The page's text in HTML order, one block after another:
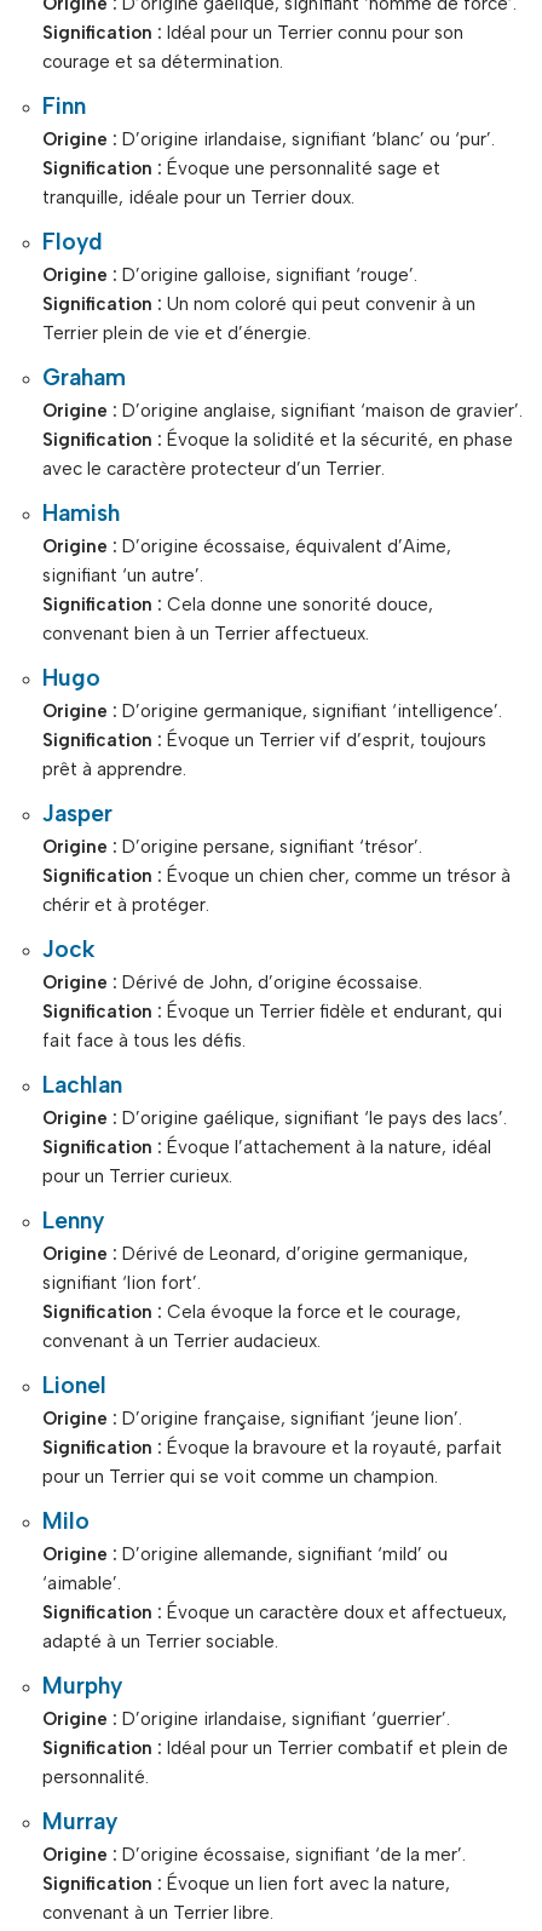
Signification : Idéal pour un Terrier connu pour son
courage et sa détermination.
Finn
Origine : D’origine irlandaise, signifiant ‘blanc’ ou ‘pur’.
Signification : Évoque une personnalité sage et
tranquille, idéale pour un Terrier doux.
Floyd
Origine : D’origine galloise, signifiant ‘rouge’.
Signification : Un nom coloré qui peut convenir à un
Terrier plein de vie et d’énergie.
Graham
Origine : D’origine anglaise, signifiant ‘maison de gravier’.
Signification : Évoque la solidité et la sécurité, en phase
avec le caractère protecteur d’un Terrier.
Hamish
Origine : D’origine écossaise, équivalent d’Aime,
signifiant ‘un autre’.
Signification : Cela donne une sonorité douce,
convenant bien à un Terrier affectueux.
Hugo
Origine : D’origine germanique, signifiant ‘intelligence’.
Signification : Évoque un Terrier vif d’esprit, toujours
prêt à apprendre.
Jasper
Origine : D’origine persane, signifiant ‘trésor’.
Signification : Évoque un chien cher, comme un trésor à
chérir et à protéger.
Jock
Origine : Dérivé de John, d’origine écossaise.
Signification : Évoque un Terrier fidèle et endurant, qui
fait face à tous les défis.
Lachlan
Origine : D’origine gaélique, signifiant ‘le pays des lacs’.
Signification : Évoque l’attachement à la nature, idéal
pour un Terrier curieux.
Lenny
Origine : Dérivé de Leonard, d’origine germanique,
signifiant ‘lion fort’.
Signification : Cela évoque la force et le courage,
convenant à un Terrier audacieux.
Lionel
Origine : D’origine française, signifiant ‘jeune lion’.
Signification : Évoque la bravoure et la royauté, parfait
pour un Terrier qui se voit comme un champion.
Milo
Origine : D’origine allemande, signifiant ‘mild’ ou
‘aimable’.
Signification : Évoque un caractère doux et affectueux,
adapté à un Terrier sociable.
Murphy
Origine : D’origine irlandaise, signifiant ‘guerrier’.
Signification : Idéal pour un Terrier combatif et plein de
personnalité.
Murray
Origine : D’origine écossaise, signifiant ‘de la mer’.
Signification : Évoque un lien fort avec la nature,
convenant à un Terrier libre.